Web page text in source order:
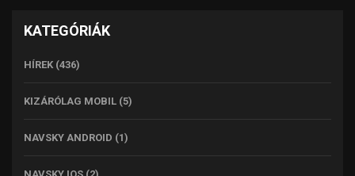
KATEGÓRIÁK
HÍREK (436)
KIZÁRÓLAG MOBIL (5)
NAVSKY ANDROID (1)
NAVSKY IOS (2)